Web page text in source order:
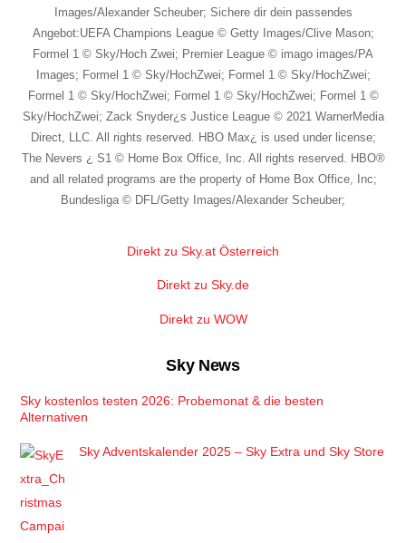
Images/Alexander Scheuber; Sichere dir dein passendes
Angebot:UEFA Champions League © Getty Images/Clive Mason;
Formel 1 © Sky/Hoch Zwei; Premier League © imago images/PA
Images; Formel 1 © Sky/HochZwei; Formel 1 © Sky/HochZwei;
Formel 1 © Sky/HochZwei; Formel 1 © Sky/HochZwei; Formel 1 ©
Sky/HochZwei; Zack Snyder¿s Justice League © 2021 WarnerMedia
Direct, LLC. All rights reserved. HBO Max¿ is used under license;
The Nevers ¿ S1 © Home Box Office, Inc. All rights reserved. HBO®
and all related programs are the property of Home Box Office, Inc;
Bundesliga © DFL/Getty Images/Alexander Scheuber;
Direkt zu Sky.at Österreich
Direkt zu Sky.de
Direkt zu WOW
Sky News
Sky kostenlos testen 2026: Probemonat & die besten
Alternativen
Sky Adventskalender 2025 – Sky Extra und Sky Store